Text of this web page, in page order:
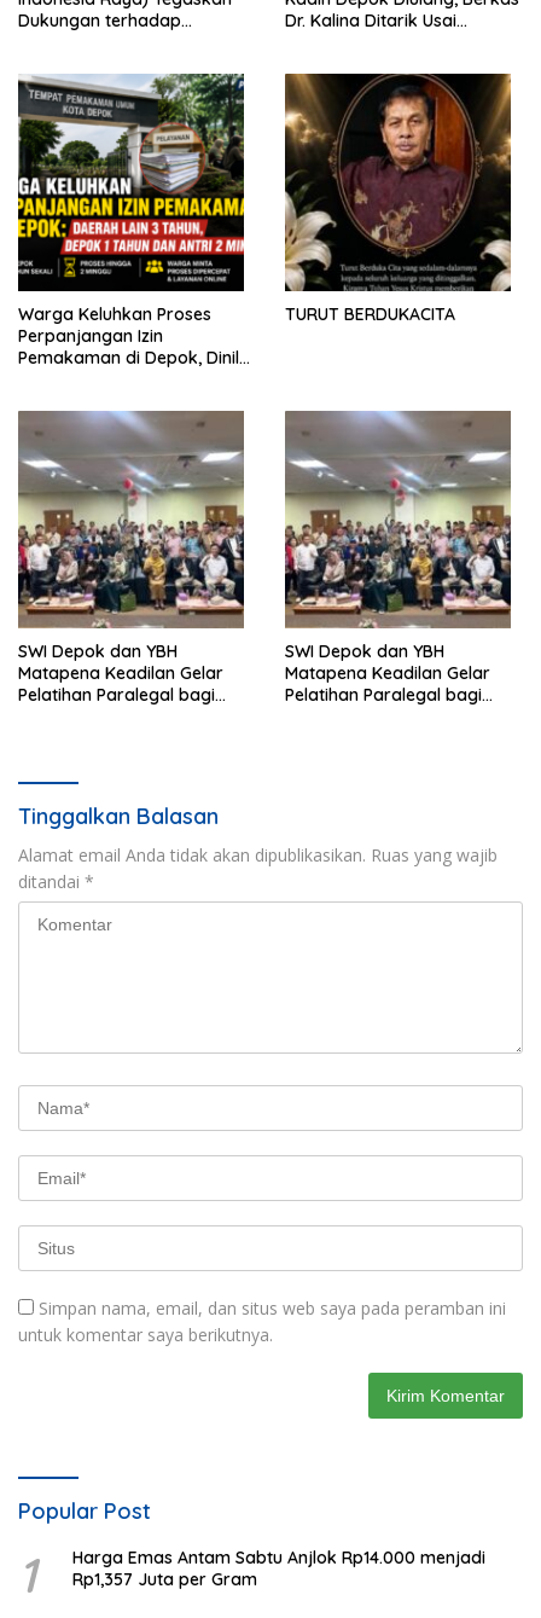
Dukungan terhadap
Dr. Kalina Ditarik Usai
Warga Keluhkan Proses
Perpanjangan Izin
Pemakaman di Depok, Dinilai
TURUT BERDUKACITA
SWI Depok dan YBH
Matapena Keadilan Gelar
Pelatihan Paralegal bagi
SWI Depok dan YBH
Matapena Keadilan Gelar
Pelatihan Paralegal bagi
Tinggalkan Balasan
Alamat email Anda tidak akan dipublikasikan. Ruas yang wajib
ditandai *
Simpan nama, email, dan situs web saya pada peramban ini
untuk komentar saya berikutnya.
Popular Post
1
Harga Emas Antam Sabtu Anjlok Rp14.000 menjadi
Rp1,357 Juta per Gram